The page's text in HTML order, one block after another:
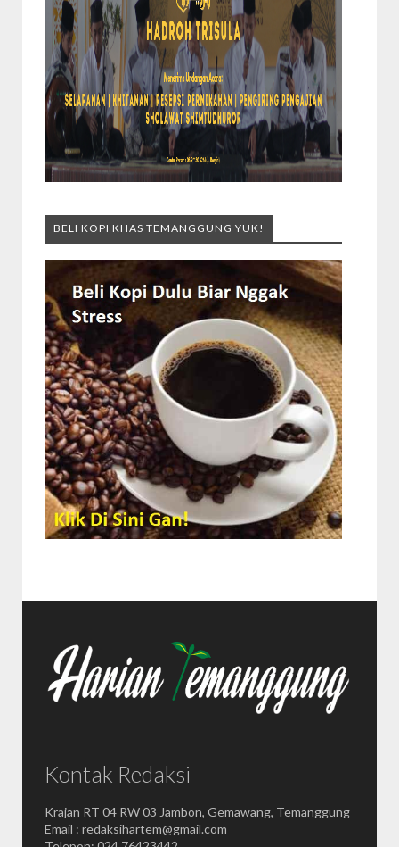
BELI KOPI KHAS TEMANGGUNG YUK!
Kontak Redaksi
Krajan RT 04 RW 03 Jambon, Gemawang, Temanggung
Email : redaksihartem@gmail.com